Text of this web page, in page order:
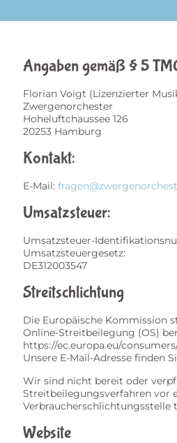
Angaben gemäß § 5
Florian Voigt (Lizenzierter
Zwergenorchester
Hoheluftchaussee 126
20253 Hamburg
Kontakt:
E-Mail:
Umsatzsteuer:
Umsatzsteuer-
Umsatzsteuergesetz:
DE312003547
Streitschlichtung
Die Europäische Kommission
Online-Streitbeilegung (OS)
https://ec.europa.eu/
Unsere E-Mail-Adresse finden
Wir sind nicht bereit oder
Streitbeilegungsverfahren vor
Verbraucherschlichtungsstelle
Website